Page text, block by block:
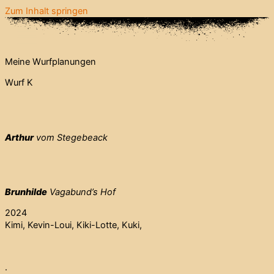
Zum Inhalt springen
Meine Wurfplanungen
Wurf K
Arthurvom Stegebeack
Brunhilde Vagabund’s Hof
2024
Kimi, Kevin-Loui, Kiki-Lotte, Kuki,
.